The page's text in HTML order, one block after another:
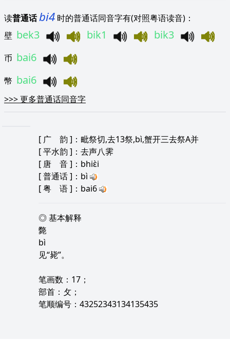
读普通话bi4 时的普通话同音字有(对照粤语读音)：
壁 bek3 bik1 bik3
币 bai6
幣 bai6
>>>更多普通话同音字
[ 广 韵 ]：毗祭切,去13祭,bì,蟹开三去祭A并
[平水韵 ]：去声八霁
[ 唐 音]：bhiɛ̀i
[普通话]：bì
[粤 语]：bai6
◎ 基本解释
斃
bì
见“毙”。
笔画数：17；
部首：攵；
笔顺编号：43252343134135435